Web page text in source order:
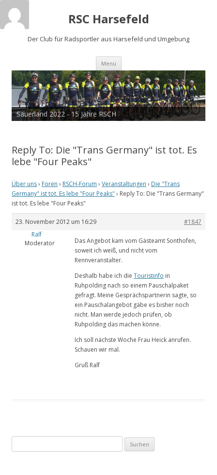
RSC Harsefeld
Der Club für Radsportler aus Harsefeld und Umgebung
Menü Zum
springen
Sauerland 2022 - 15 Jahre RSCH
Reply To: Die "Trans Germany" ist tot. Es
lebe "Four Peaks"
Über uns› Foren › RSCH-Forum › Veranstaltungen › Die "Trans
Germany" ist tot. Es lebe "Four Peaks" › Reply To: Die "Trans Germany"
ist tot. Es lebe "Four Peaks"
23. November 2012 um 16:29
#1847
Ralf
Moderator
Das Angebot kam vom Gästeamt Sonthofen,
soweit ich weiß, und nicht vom
Rennveranstalter.
Deshalb habe ich die Touristinfo in
Ruhpolding nach so einem Pauschalpaket
gefragt. Meine Gesprächspartnerin sagte, so
ein Pauschalangebot gäbe es bisher noch
nicht. Man werde jedoch prüfen, ob
Ruhpolding das machen könne.
Ich soll nächste Woche Frau Heick anrufen.
Schauen wir mal.
Gruß Ralf
nach: